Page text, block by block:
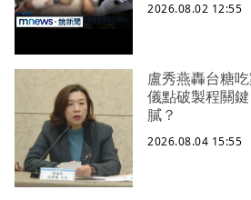
2026.08.02 12:55
盧秀燕轟台糖
儀點破製程關
膩？
2026.08.04 15:55